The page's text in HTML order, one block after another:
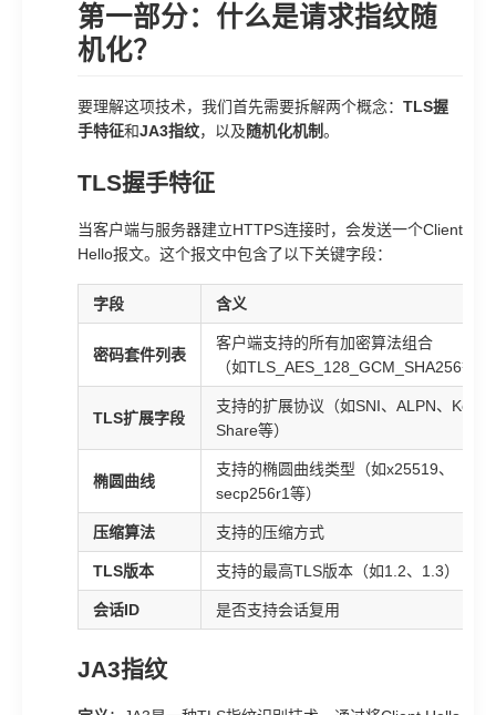
第一部分：什么是请求指纹随
机化？
要理解这项技术，我们首先需要拆解两个概念： TLS握
手特征和JA3指纹，以及随机化机制。
TLS握手特征
当客户端与服务器建立HTTPS连接时，会发送一个Client
Hello报文。这个报文中包含了以下关键字段：
字段 含义
密码套件列表
客户端支持的所有加密算法组合
（如TLS_AES_128_GCM_SHA256等）
TLS扩展字段
支持的扩展协议（如SNI、ALPN、Key
Share等）
椭圆曲线
支持的椭圆曲线类型（如x25519、
secp256r1等）
压缩算法 支持的压缩方式
TLS版本 支持的最高TLS版本（如1.2、1.3）
会话ID 是否支持会话复用
JA3指纹